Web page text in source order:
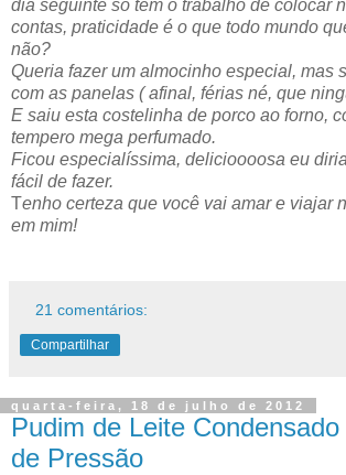
dia seguinte só tem o trabalho de colocar
contas, praticidade é o que todo mundo
não?
Queria fazer um almocinho especial, mas
com as panelas ( afinal, férias né, que
E saiu esta costelinha de porco ao forno,
tempero mega perfumado.
Ficou especialíssima, delicioooosa eu
fácil de fazer.
Tenho certeza que você vai amar e viajar
em mim!
21 comentários:
Compartilhar
quarta-feira, 18 de julho de 2012
Pudim de Leite
de Pressão